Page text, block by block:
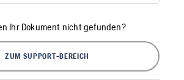
Ihr Dokument nicht gefunden?
ZUM SUPPORT-BEREICH